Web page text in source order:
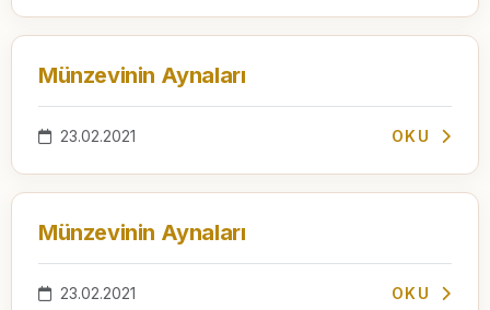
Münzevinin Aynaları
23.02.2021 OKU
Münzevinin Aynaları
23.02.2021 OKU